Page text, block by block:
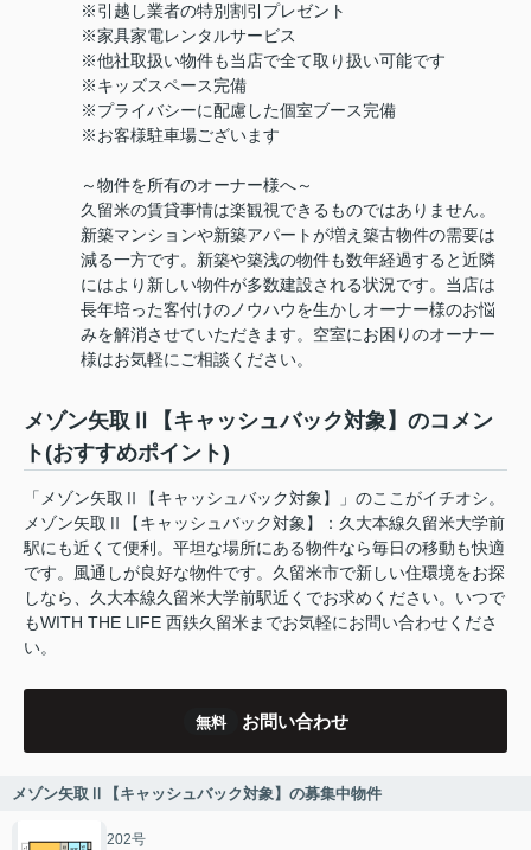
※引越し業者の特別割引プレゼント
※家具家電レンタルサービス
※他社取扱い物件も当店で全て取り扱い可能です
※キッズスペース完備
※プライバシーに配慮した個室ブース完備
※お客様駐車場ございます
～物件を所有のオーナー様へ～
久留米の賃貸事情は楽観視できるものではありません。
新築マンションや新築アパートが増え築古物件の需要は
減る一方です。新築や築浅の物件も数年経過すると近隣
にはより新しい物件が多数建設される状況です。当店は
長年培った客付けのノウハウを生かしオーナー様のお悩
みを解消させていただきます。空室にお困りのオーナー
様はお気軽にご相談ください。
メゾン矢取Ⅱ【キャッシュバック対象】のコメン
ト(おすすめポイント)
「メゾン矢取Ⅱ【キャッシュバック対象】」のここがイチオシ。
メゾン矢取Ⅱ【キャッシュバック対象】：久大本線久留米大学前
駅にも近くて便利。平坦な場所にある物件なら毎日の移動も快適
です。風通しが良好な物件です。久留米市で新しい住環境をお探
しなら、久大本線久留米大学前駅近くでお求めください。いつで
もWITH THE LIFE 西鉄久留米までお気軽にお問い合わせくださ
い。
無料 お問い合わせ
メゾン矢取Ⅱ【キャッシュバック対象】の募集中物件
202号